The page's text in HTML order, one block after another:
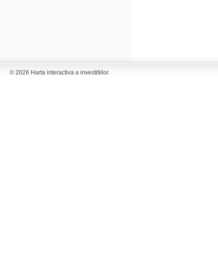
© 2026 Harta interactiva a investitiilor.